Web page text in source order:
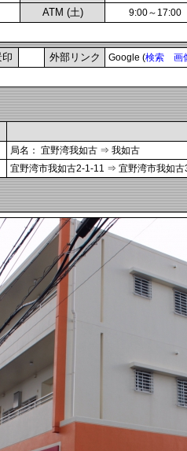
ATM (土) 9:00～17:00
印 外部リンク Google (検索 画
局名： 宜野湾我如古 ⇒ 我如古
宜野湾市我如古2-1-11 ⇒ 宜野湾市我如古